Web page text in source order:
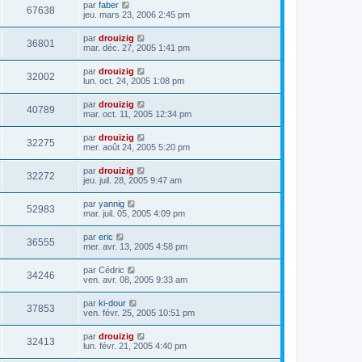
67638 par faber
jeu. mars 23, 2006 2:45 pm
36801 par drouizig
mar. déc. 27, 2005 1:41 pm
32002 par drouizig
lun. oct. 24, 2005 1:08 pm
40789 par drouizig
mar. oct. 11, 2005 12:34 pm
32275 par drouizig
mer. août 24, 2005 5:20 pm
32272 par drouizig
jeu. juil. 28, 2005 9:47 am
52983 par yannig
mar. juil. 05, 2005 4:09 pm
36555 par eric
mer. avr. 13, 2005 4:58 pm
34246 par Cédric
ven. avr. 08, 2005 9:33 am
37853 par ki-dour
ven. févr. 25, 2005 10:51 pm
32413 par drouizig
lun. févr. 21, 2005 4:40 pm